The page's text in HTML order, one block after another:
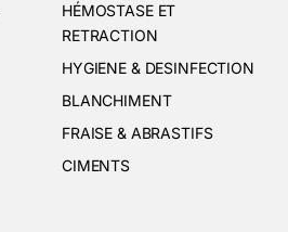
HÉMOSTASE ET
RETRACTION
HYGIENE & DESINFECTION
BLANCHIMENT
FRAISE & ABRASTIFS
CIMENTS